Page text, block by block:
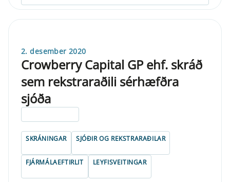
2. desember 2020
Crowberry Capital GP ehf. skráð
sem rekstraraðili sérhæfðra
sjóða
SKRÁNINGAR SJÓÐIR OG REKSTRARAÐILAR
FJÁRMÁLAEFTIRLIT LEYFISVEITINGAR